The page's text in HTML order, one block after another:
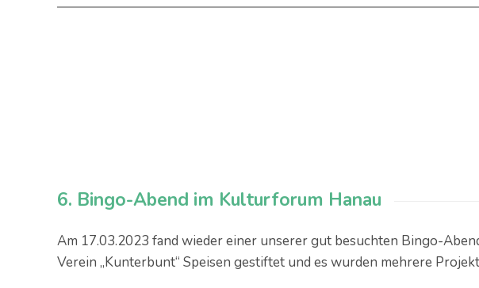
6. Bingo-Abend im Kulturforum Hanau
Am 17.03.2023 fand wieder einer unserer gut besuchten Bingo-
Verein „Kunterbunt“ Speisen gestiftet und es wurden mehrere